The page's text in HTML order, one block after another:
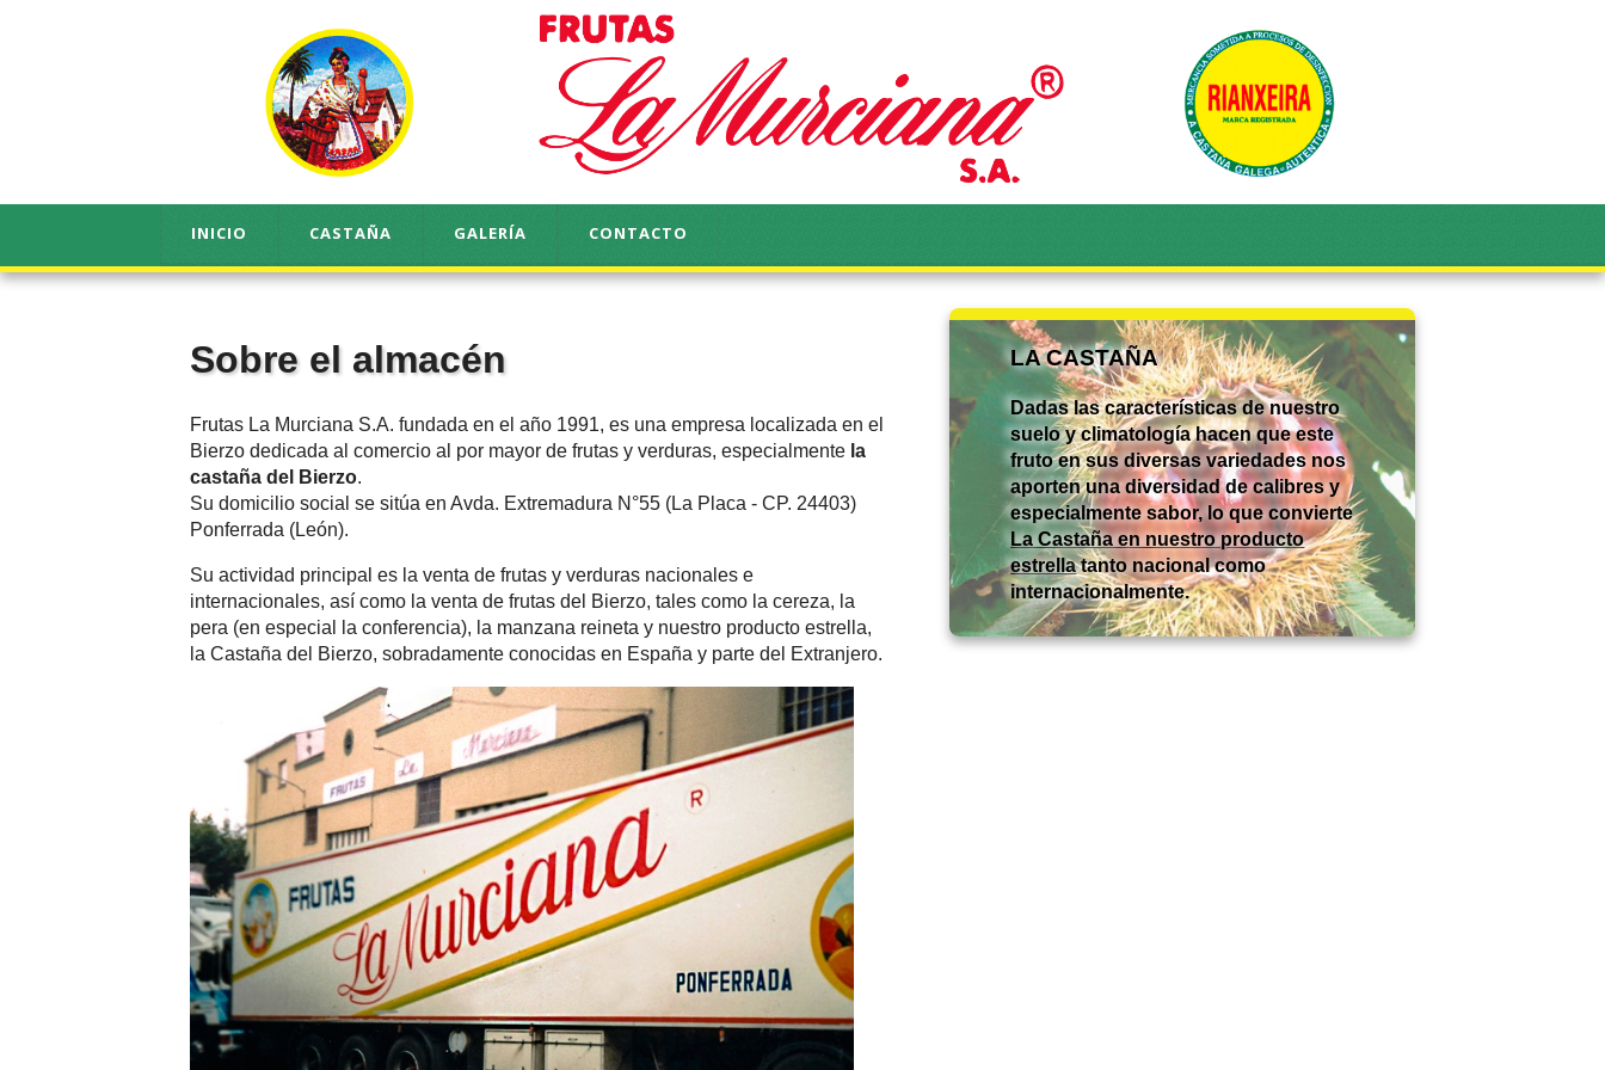
INICIO CASTAÑA GALERÍA CONTACTO
LA CASTAÑA
Dadas las características de nuestro
suelo y climatología hacen que este
fruto en sus diversas variedades nos
aporten una diversidad de calibres y
especialmente sabor, lo que convierte
La Castaña en nuestro producto
estrellatanto nacional como
internacionalmente.
Sobre el almacén
Frutas La Murciana S.A. fundada en el año 1991, es una empresa localizada en el
Bierzo dedicada al comercio al por mayor de frutas y verduras, especialmente la
castaña del Bierzo.
Su domicilio social se sitúa en Avda. Extremadura N°55 (La Placa - CP. 24403)
Ponferrada (León).
Su actividad principal es la venta de frutas y verduras nacionales e
internacionales, así como la venta de frutas del Bierzo, tales como la cereza, la
pera (en especial la conferencia), la manzana reineta y nuestro producto estrella,
la Castaña del Bierzo, sobradamente conocidas en España y parte del Extranjero.